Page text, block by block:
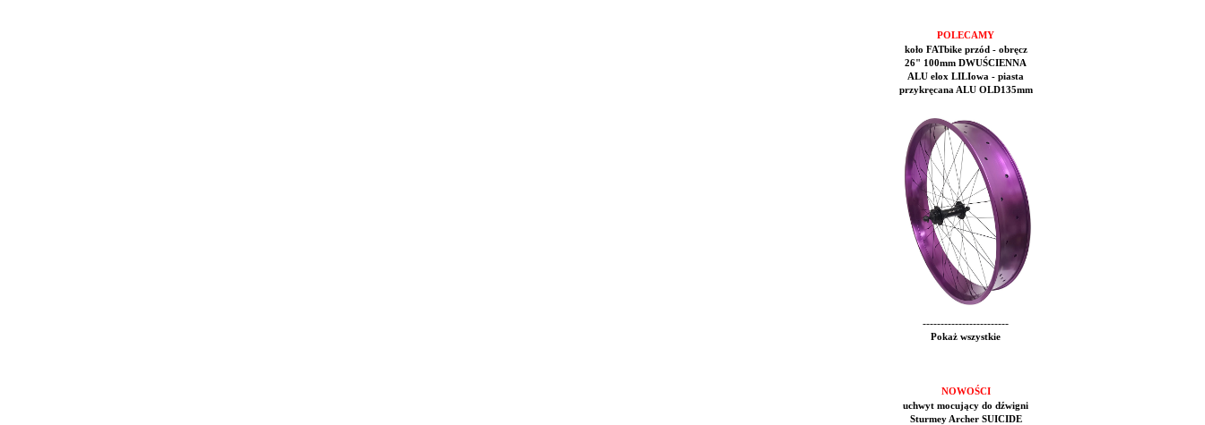
POLECAMY
koło FATbike przód - obręcz
26" 100mm DWUŚCIENNA
ALU elox LILIowa - piasta
przykręcana ALU OLD135mm
------------------------
Pokaż wszystkie
NOWOŚCI
uchwyt mocujący do dźwigni
Sturmey Archer SUICIDE